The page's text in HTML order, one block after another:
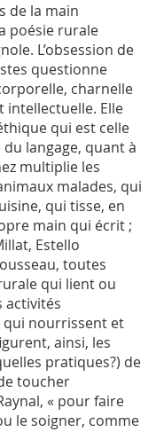
de la main
poésie rurale
L’obsession de
questionne
charnelle
intellectuelle. Elle
qui est celle
du langage, quant à
multiplie les
malades, qui
qui tisse, en
main qui écrit ;
Estello
toutes
qui lient ou
activités
qui nourrissent et
ainsi, les
pratiques?) de
toucher
« pour faire
le soigner, comme